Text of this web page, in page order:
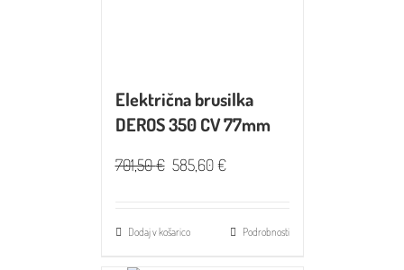
Električna brusilka
DEROS 350 CV 77mm
701,50€ 585,60€
Dodaj v košarico Podrobnosti